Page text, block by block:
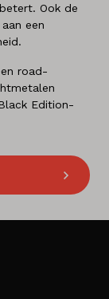
Ook de
een
road-
Edition-